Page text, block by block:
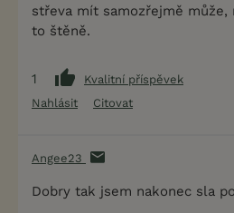
střeva mít samozřejmě může,
to štěně.
1
Kvalitní příspěvek
Nahlásit
Citovat
Angee23
Dobry tak jsem nakonec sla